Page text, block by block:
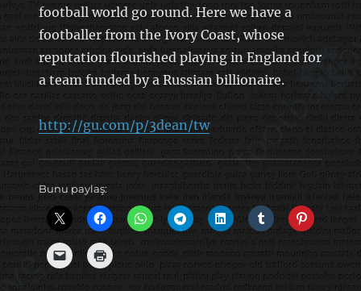
football world go round. Here we have a
footballer from the Ivory Coast, whose
reputation flourished playing in England for
a team funded by a Russian billionaire.
http://gu.com/p/3dean/tw
Bunu paylaş: